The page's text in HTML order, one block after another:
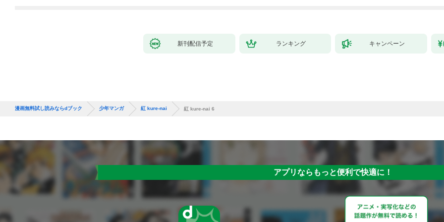
新刊配信予定 ランキング キャンペーン
漫画無料試し読みならdブック 少年マンガ 紅 kure-nai 紅 kure-nai 6
アプリならもっと便利で快適に！